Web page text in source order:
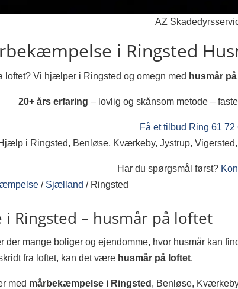
AZ
i Ringsted
loftet? Vi hjælper i Ringsted og omegn med husmår
20+ års erfaring – lovlig og skånsom metode –
Få et tilbud Ring 61 72
i Ringsted, Benløse, Kværkeby, Jystrup,
Har du spørgsmål først?
/ Sjælland / Ringsted
Ringsted – husmår på loftet
der mange boliger og ejendomme, hvor husmår kan
fra loftet, kan det være husmår på loftet.
med mårbekæmpelse i Ringsted , Benløse,